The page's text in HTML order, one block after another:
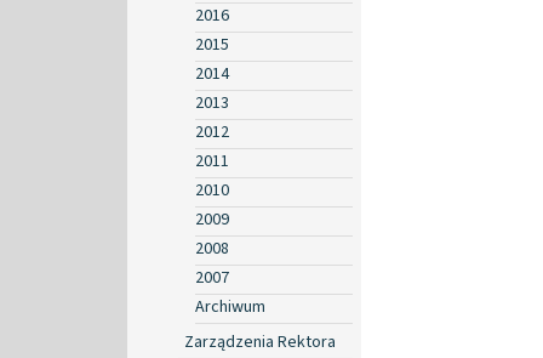
2016
2015
2014
2013
2012
2011
2010
2009
2008
2007
Archiwum
Zarządzenia Rektora